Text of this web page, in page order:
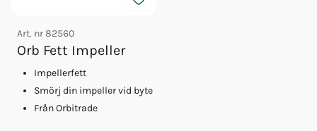
Art. nr82560
Orb Fett Impeller
Impellerfett
Smörj din impeller vid byte
Från Orbitrade